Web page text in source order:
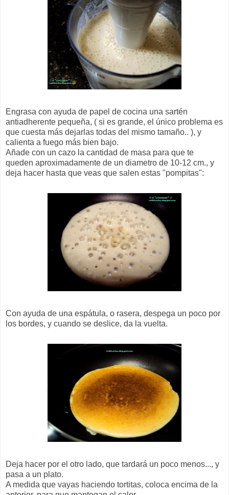
Engrasa con ayuda de papel de cocina una sartén
antiadherente pequeña, ( si es grande, el único problema es
que cuesta más dejarlas todas del mismo tamaño.. ), y
calienta a fuego más bien bajo.
Añade con un cazo la cantidad de masa para que te
queden aproximadamente de un diametro de 10-12 cm., y
deja hacer hasta que veas que salen estas "pompitas":
Con ayuda de una espátula, o rasera, despega un poco por
los bordes, y cuando se deslice, da la vuelta.
Deja hacer por el otro lado, que tardará un poco menos..., y
pasa a un plato.
A medida que vayas haciendo tortitas, coloca encima de la